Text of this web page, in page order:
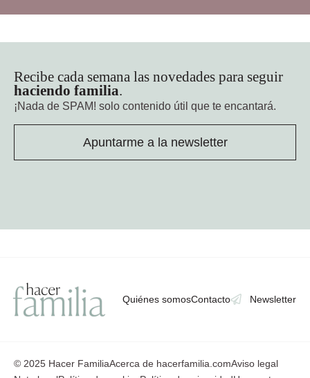
Recibe cada semana las novedades para seguir
haciendo familia.
¡Nada de SPAM! solo contenido útil que te encantará.
Apuntarme a la newsletter
Quiénes somosContacto Newsletter
© 2025 Hacer FamiliaAcerca de hacerfamilia.comAviso legal